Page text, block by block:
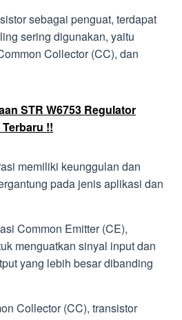
sebagai penguat, terdapat
sering digunakan, yaitu
Collector (CC), dan
STR W6753 Regulator
!!
memiliki keunggulan dan
pada jenis aplikasi dan
Common Emitter (CE),
menguatkan sinyal input dan
yang lebih besar dibanding
Collector (CC), transistor